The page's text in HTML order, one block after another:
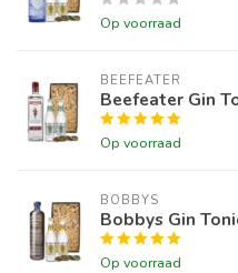
Op voorraad
BEEFEATER
Beefeater Gin
Op voorraad
BOBBYS
Bobbys Gin
Op voorraad